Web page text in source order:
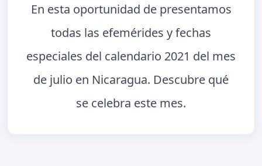
En esta oportunidad de presentamos
todas las efemérides y fechas
especiales del calendario 2021 del mes
de julio en Nicaragua. Descubre qué
se celebra este mes.